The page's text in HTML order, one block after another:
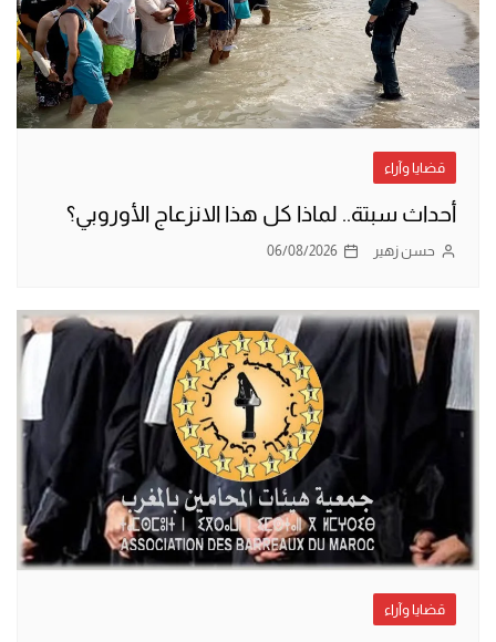
قضايا وآراء
أحداث سبتة.. لماذا كل هذا الانزعاج الأوروبي؟
حسن زهير 06/08/2026
قضايا وآراء